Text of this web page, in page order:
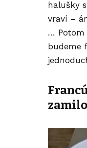
halušky
vraví –
… Potom
budeme